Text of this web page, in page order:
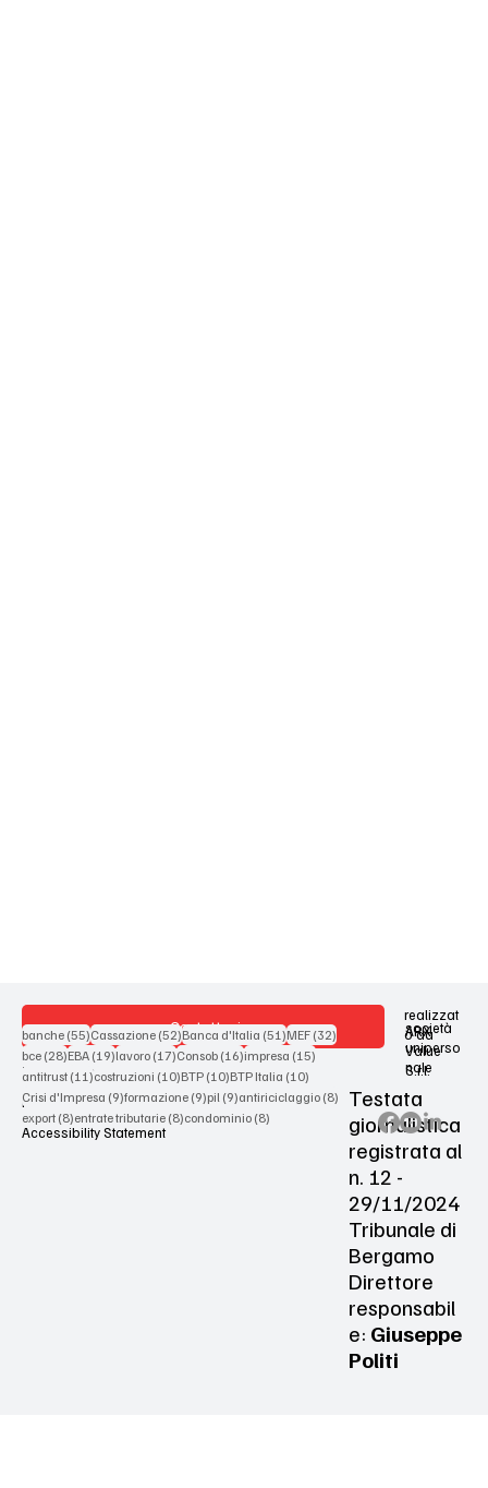
Contattaci
Terms & Conditions
Privacy Policy
Accessibility Statement
realizzat
o da
società
uniperso
nale
ARX
Value
S.r.l.
Testata
giornalistica
registrata al
n. 12 -
29/11/2024
Tribunale di
Bergamo
Direttore
responsabil
e: Giuseppe
Politi
banche (55)55 post
Cassazione (52)52 post
Banca d'Italia (51)51 post
MEF (32)32 post
bce (28)28 post
EBA (19)19 post
lavoro (17)17 post
Consob (16)16 post
impresa (15)15 post
antitrust (11)11 post
costruzioni (10)10 post
BTP (10)10 post
BTP Italia (10)10 post
Crisi d'Impresa (9)9 post
formazione (9)9 post
pil (9)9 post
antiriciclaggio (8)8 post
export (8)8 post
entrate tributarie (8)8 post
condominio (8)8 post